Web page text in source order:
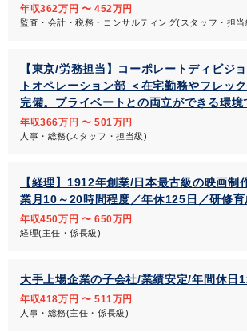
年収362万円 〜 452万円
監査・会計・税務・コンサルティング(スタッフ・担当
【東京/労務担当】コーポレートディビジ
トオペレーション部 ＜在宅勤務やフレッ
完備。プライベートとの両立ができる環境
年収366万円 〜 501万円
人事・総務(スタッフ・担当級)
【経理】1912年創業/日本最古級の映画
業月10～20時間程度／年休125日／研修
年収450万円 〜 650万円
経理(主任・係長級)
大手上場企業の子会社/業績安定/年間休日
年収418万円 〜 511万円
人事・総務(主任・係長級)